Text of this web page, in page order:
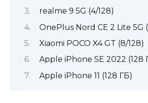
realme 9 5G (4/128)
OnePlus Nord CE 2 Lite 5G
Xiaomi POCO X4 GT (8/128)
Apple iPhone SE 2022 (128
Apple iPhone 11 (128 ГБ)